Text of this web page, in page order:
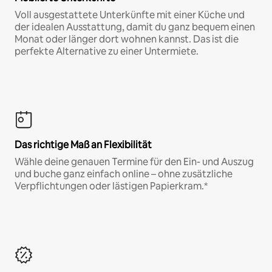
Voll ausgestattete Unterkünfte mit einer Küche und
der idealen Ausstattung, damit du ganz bequem einen
Monat oder länger dort wohnen kannst. Das ist die
perfekte Alternative zu einer Untermiete.
Das richtige Maß an Flexibilität
Wähle deine genauen Termine für den Ein- und Auszug
und buche ganz einfach online – ohne zusätzliche
Verpflichtungen oder lästigen Papierkram.*